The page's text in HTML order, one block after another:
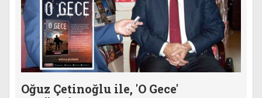
Oğuz Çetinoğlu ile, 'O Gece'